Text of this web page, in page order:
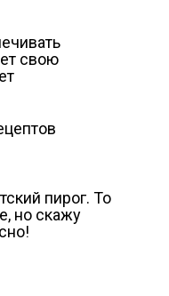
свою
пирог. То
но скажу